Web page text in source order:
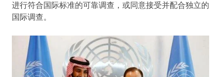
进行符合国际标准的可靠调查，或同意接受并配合独立的
国际调查。